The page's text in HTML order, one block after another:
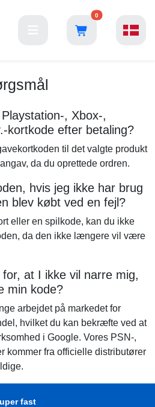
0
, Xbox-,
kortkode efter betaling?
til det valgte produkt
da du oprettede ordren.
hvis jeg ikke har brug
blev købt ved en fejl?
eller en spilkode, kan du ikke
da den ikke længere vil være
at I ikke vil narre mig,
min kode?
arbejdet på markedet for
hvilket du kan bekræfte ved at
i Google. Vores PSN-,
kommer fra officielle distributører
fast